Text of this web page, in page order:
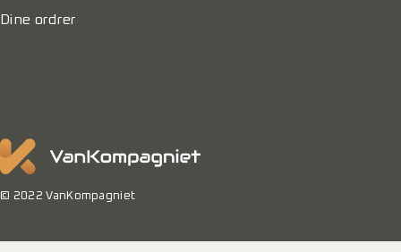
Dine ordrer
© 2022 VanKompagniet